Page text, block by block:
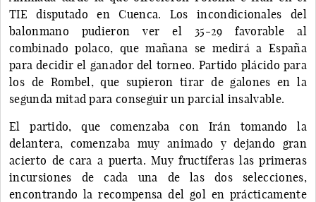
TIE disputado en Cuenca. Los incondicionales del
balonmano pudieron ver el 35-29 favorable al
combinado polaco, que mañana se medirá a España
para decidir el ganador del torneo. Partido plácido para
los de Rombel, que supieron tirar de galones en la
segunda mitad para conseguir un parcial insalvable.
El partido, que comenzaba con Irán tomando la
delantera, comenzaba muy animado y dejando gran
acierto de cara a puerta. Muy fructíferas las primeras
incursiones de cada una de las dos selecciones,
encontrando la recompensa del gol en prácticamente